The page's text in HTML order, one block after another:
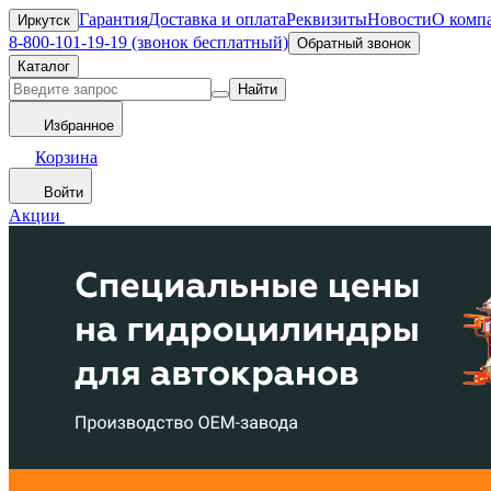
Иркутск ГарантияДоставка и оплатаРеквизитыНовостиО
8-800-101-19-19 (звонок бесплатный) Обратный звонок
Каталог
Найти
Избранное
Корзина
Войти
Акции